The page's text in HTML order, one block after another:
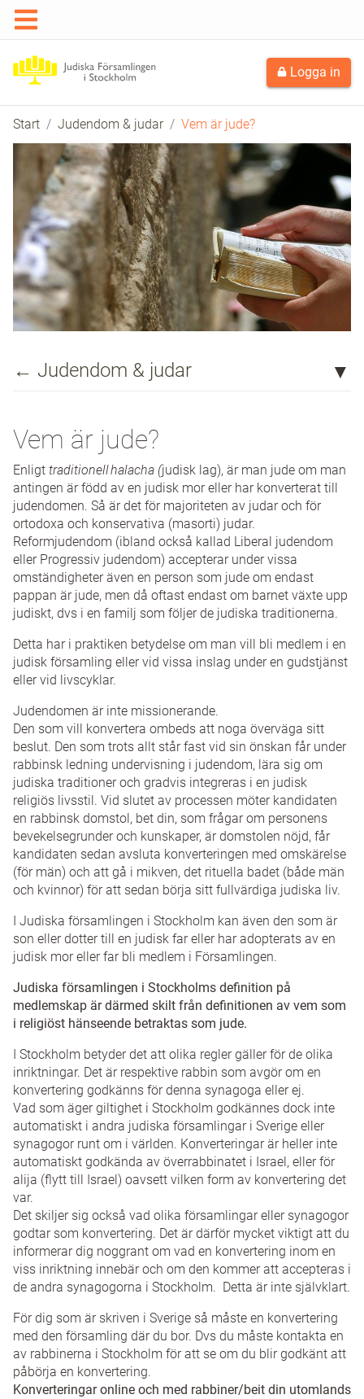
Logga in
Start Judendom & judar Vem är jude?
← Judendom & judar
Vem är jude?
Judiska livscykeln
Judiska helgdagar
Den judiska historien
Det judiska Stockholm
Judar i Sverige
Antisemitism/judehat
Vad innebär kosher?
Judar och landet Israel
Judiska inriktningar
Nationell minoritet
Mikve - rituellt bad
Den skriftliga läran
Fakta om omskärelse - brit mila
Vem är jude?
Enligt traditionell halacha (judisk lag), är man jude om man
antingen är född av en judisk mor eller har konverterat till
judendomen. Så är det för majoriteten av judar och för
ortodoxa och konservativa (masorti) judar.
Reformjudendom (ibland också kallad Liberal judendom
eller Progressiv judendom) accepterar under vissa
omständigheter även en person som jude om endast
pappan är jude, men då oftast endast om barnet växte upp
judiskt, dvs i en familj som följer de judiska traditionerna.
Detta har i praktiken betydelse om man vill bli medlem i en
judisk församling eller vid vissa inslag under en gudstjänst
eller vid livscyklar.
Judendomen är inte missionerande.
Den som vill konvertera ombeds att noga överväga sitt
beslut. Den som trots allt står fast vid sin önskan får under
rabbinsk ledning undervisning i judendom, lära sig om
judiska traditioner och gradvis integreras i en judisk
religiös livsstil. Vid slutet av processen möter kandidaten
en rabbinsk domstol, bet din, som frågar om personens
bevekelsegrunder och kunskaper, är domstolen nöjd, får
kandidaten sedan avsluta konverteringen med omskärelse
(för män) och att gå i mikven, det rituella badet (både män
och kvinnor) för att sedan börja sitt fullvärdiga judiska liv.
I Judiska församlingen i Stockholm kan även den som är
son eller dotter till en judisk far eller har adopterats av en
judisk mor eller far bli medlem i Församlingen.
Judiska församlingen i Stockholms definition på
medlemskap är därmed skilt från definitionen av vem som
i religiöst hänseende betraktas som jude.
I Stockholm betyder det att olika regler gäller för de olika
inriktningar. Det är respektive rabbin som avgör om en
konvertering godkänns för denna synagoga eller ej.
Vad som äger giltighet i Stockholm godkännes dock inte
automatiskt i andra judiska församlingar i Sverige eller
synagogor runt om i världen. Konverteringar är heller inte
automatiskt godkända av överrabbinatet i Israel, eller för
alija (flytt till Israel) oavsett vilken form av konvertering det
var.
Det skiljer sig också vad olika församlingar eller synagogor
godtar som konvertering. Det är därför mycket viktigt att du
informerar dig noggrant om vad en konvertering inom en
viss inriktning innebär och om den kommer att accepteras i
de andra synagogorna i Stockholm. Detta är inte självklart.
För dig som är skriven i Sverige så måste en konvertering
med den församling där du bor. Dvs du måste kontakta en
av rabbinerna i Stockholm för att se om du blir godkänt att
påbörja en konvertering.
Konverteringar online och med rabbiner/beit din utomlands